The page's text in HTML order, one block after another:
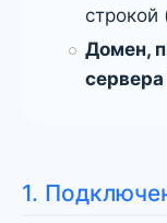
строкой
Домен,
сервера
1.